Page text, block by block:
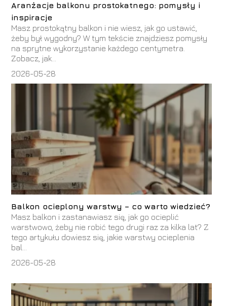
Aranżacje balkonu prostokatnego: pomysły i
inspiracje
Masz prostokątny balkon i nie wiesz, jak go ustawić,
żeby był wygodny? W tym tekście znajdziesz pomysły
na sprytne wykorzystanie każdego centymetra.
Zobacz, jak...
2026-05-28
Balkon ocieplony warstwy – co warto wiedzieć?
Masz balkon i zastanawiasz się, jak go ocieplić
warstwowo, żeby nie robić tego drugi raz za kilka lat? Z
tego artykułu dowiesz się, jakie warstwy ocieplenia
bal...
2026-05-28